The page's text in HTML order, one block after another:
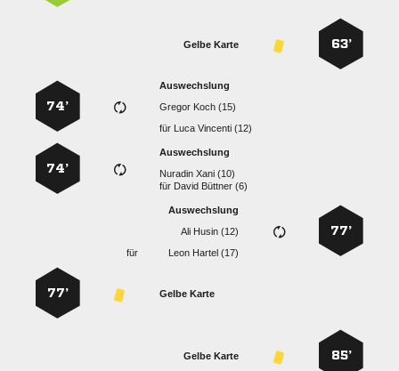
63’
Gelbe Karte
Auswechslung
  
für   
74’
Auswechslung
  
für   
74’
77’
Auswechslung
  
für
  
Gelbe Karte
77’
85’
Gelbe Karte